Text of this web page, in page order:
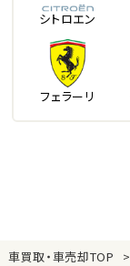
シトロエン
フェラーリ
車買取・車売却TOP